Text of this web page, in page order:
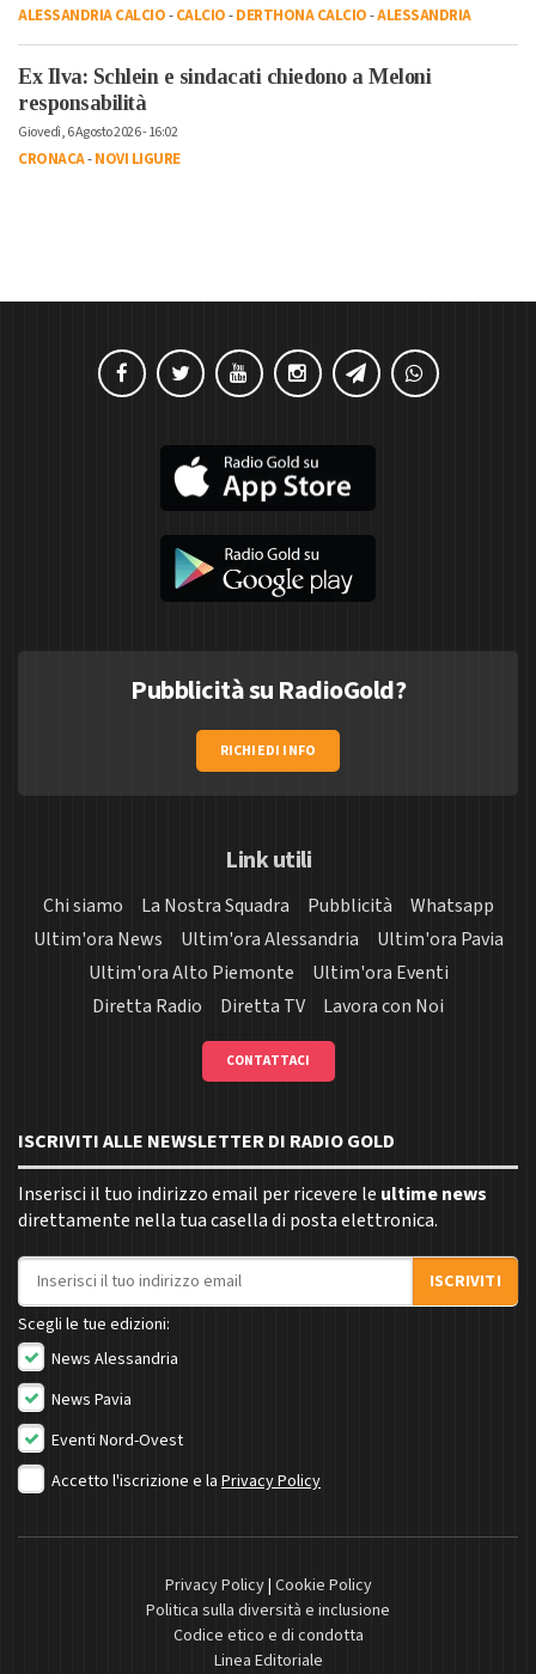
ALESSANDRIA CALCIO-CALCIO-DERTHONA CALCIO-ALESSANDRIA
Ex Ilva: Schlein e sindacati chiedono a Meloni
responsabilità
Giovedì, 6 Agosto 2026 - 16:02
CRONACA-NOVI LIGURE
Pubblicità su RadioGold?
RICHIEDI INFO
Link utili
Chi siamo La Nostra Squadra Pubblicità
Whatsapp
Ultim'ora News
Ultim'ora Alessandria
Ultim'ora Pavia
Ultim'ora Alto Piemonte
Ultim'ora Eventi
Diretta Radio
Diretta TV Lavora con Noi
CONTATTACI
ISCRIVITI ALLE NEWSLETTER DI RADIO GOLD
Inserisci il tuo indirizzo email per ricevere le ultime news
direttamente nella tua casella di posta elettronica.
Indirizzo email
ISCRIVITI
Scegli le tue edizioni:
News Alessandria
News Pavia
Eventi Nord-Ovest
Accetto l'iscrizione e la Privacy Policy
Privacy Policy| Cookie Policy
Politica sulla diversità e inclusione
Codice etico e di condotta
Linea Editoriale